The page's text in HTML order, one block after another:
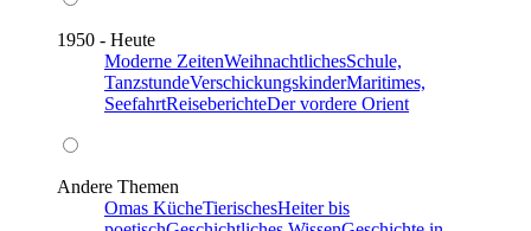
1950 - Heute
Moderne ZeitenWeihnachtlichesSchule,
TanzstundeVerschickungskinderMaritimes,
SeefahrtReiseberichteDer vordere Orient
Andere Themen
Omas KücheTierischesHeiter bis